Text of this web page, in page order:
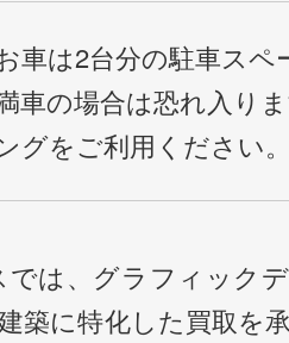
車は2台分の駐車ス
車の場合は恐れ入り
グをご利用ください
では、グラフィック
築に特化した買取を